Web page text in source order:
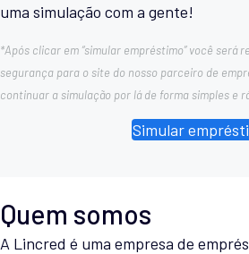
uma simulação com a gente!
*Após clicar em “simular empréstimo” você será
segurança para o site do nosso parceiro de
continuar a simulação por lá de forma simples e
Simular
Quem somos
A Lincred é uma empresa de